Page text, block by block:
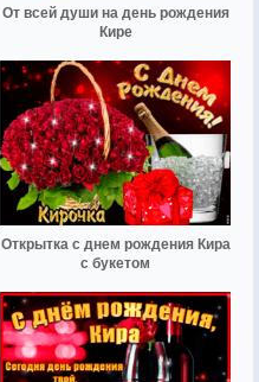
От всей души на день рождения
Кире
Открытка с днем рождения Кира
с букетом